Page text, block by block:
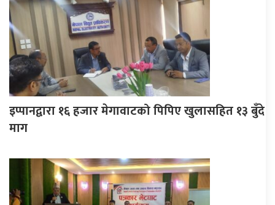
इप्पानद्वारा १६ हजार मेगावाटको पिपिए खुलासहित १३ बुँदे
माग